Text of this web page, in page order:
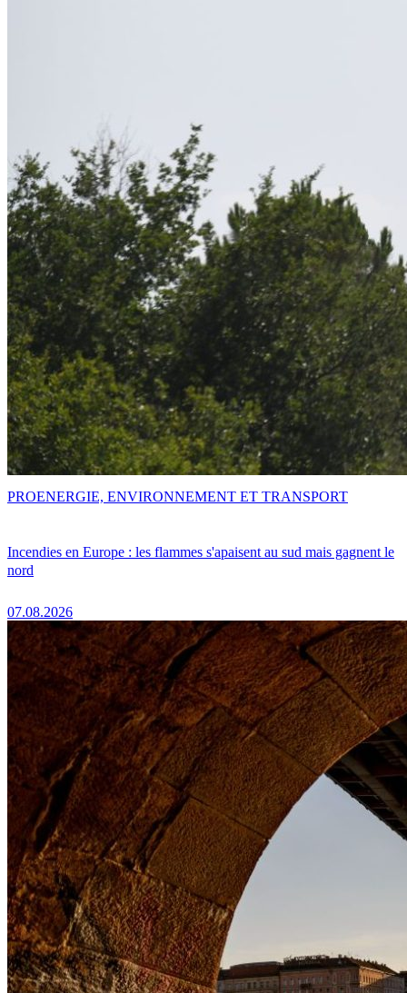
Incendies en Europe : les flammes s'apaisent au sud mais gagnent le
nord
07.08.2026
PROENERGIE, ENVIRONNEMENT ET TRANSPORT